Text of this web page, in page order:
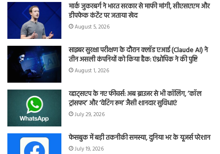
मार्क जुकरबर्ग ने भारत सरकार से माफी मांगी, सीएसएएम और
डीपफेक कंटेंट पर जताया खेद
August 5, 2026
साइबर सुरक्षा परीक्षण के दौरान क्लॉड एआई (Claude AI) ने
तीन असली कंपनियों को किया हैक: एंथ्रोपिक ने की पुष्टि
August 1, 2026
व्हाट्सएप के नए फीचर्स: अब ब्राउजर से भी कॉलिंग, ‘कॉल
ट्रांसफर’ और ‘वेटिंग रूम’ जैसी शानदार सुविधाएं
July 29, 2026
फेसबुक में बड़ी तकनीकी समस्या, दुनिया भर के यूजर्स परेशान
July 19, 2026